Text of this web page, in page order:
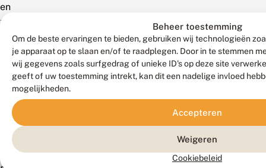
Beheer toestemming
Om de beste ervaringen te bieden, gebruiken wij technologieën
je apparaat op te slaan en/of te raadplegen. Door in te stemmen
wij gegevens zoals surfgedrag of unieke ID's op deze site
geeft of uw toestemming intrekt, kan dit een nadelige invloed
mogelijkheden.
Accepteren
Weigeren
Cookiebeleid
en
zeer
lokaal
duinen;
elders
zeer
schaars
ontbrekend.